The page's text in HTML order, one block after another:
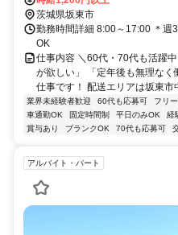
茨城県坂東市
勤務時間詳細 8:00～17:00 ＊週
OK
仕事内容 ＼60代・70代も活躍
が欲しい」 「定年後も無理な
仕事です！ 配送エリアは坂東
業界未経験者歓迎 60代も応募可 フリ
車通勤OK
固定時間制 平日のみOK 経
賞与あり
ブランクOK 70代も応募可
アルバイト・パート